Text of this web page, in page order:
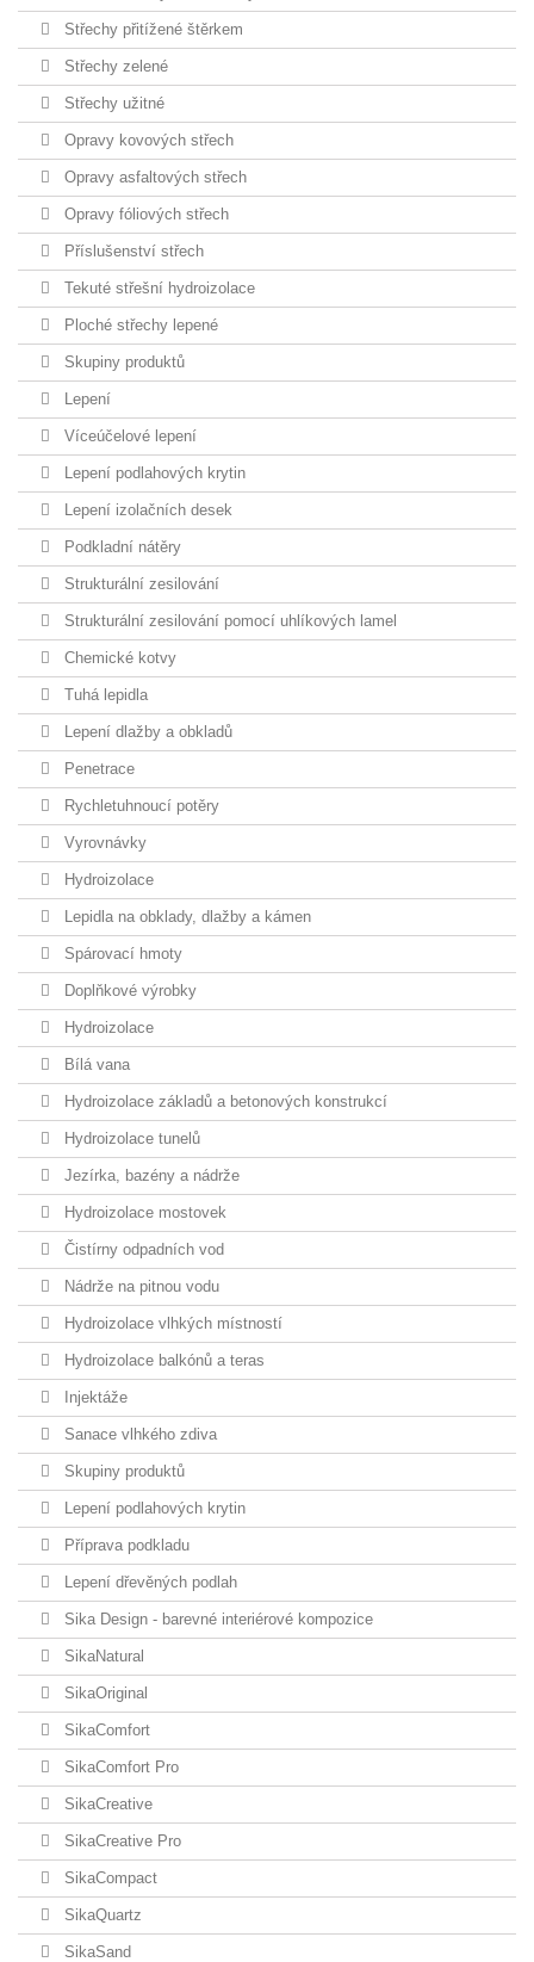
Střechy přitížené štěrkem
Střechy zelené
Střechy užitné
Opravy kovových střech
Opravy asfaltových střech
Opravy fóliových střech
Příslušenství střech
Tekuté střešní hydroizolace
Ploché střechy lepené
Skupiny produktů
Lepení
Víceúčelové lepení
Lepení podlahových krytin
Lepení izolačních desek
Podkladní nátěry
Strukturální zesilování
Strukturální zesilování pomocí uhlíkových lamel
Chemické kotvy
Tuhá lepidla
Lepení dlažby a obkladů
Penetrace
Rychletuhnoucí potěry
Vyrovnávky
Hydroizolace
Lepidla na obklady, dlažby a kámen
Spárovací hmoty
Doplňkové výrobky
Hydroizolace
Bílá vana
Hydroizolace základů a betonových konstrukcí
Hydroizolace tunelů
Jezírka, bazény a nádrže
Hydroizolace mostovek
Čistírny odpadních vod
Nádrže na pitnou vodu
Hydroizolace vlhkých místností
Hydroizolace balkónů a teras
Injektáže
Sanace vlhkého zdiva
Skupiny produktů
Lepení podlahových krytin
Příprava podkladu
Lepení dřevěných podlah
Sika Design - barevné interiérové kompozice
SikaNatural
SikaOriginal
SikaComfort
SikaComfort Pro
SikaCreative
SikaCreative Pro
SikaCompact
SikaQuartz
SikaSand